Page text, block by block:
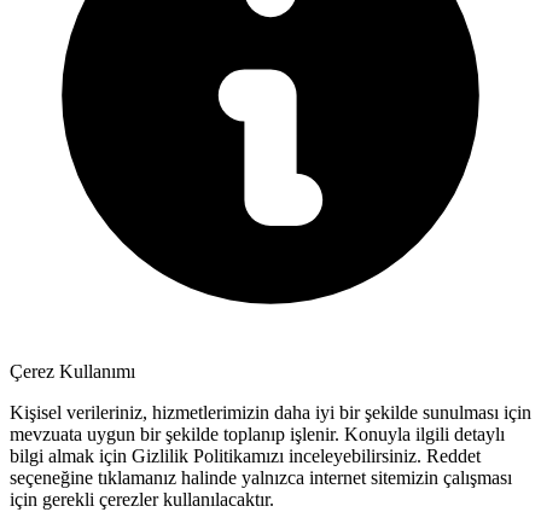
Çerez Kullanımı
Kişisel verileriniz, hizmetlerimizin daha iyi bir şekilde sunulması için
mevzuata uygun bir şekilde toplanıp işlenir. Konuyla ilgili detaylı
bilgi almak için Gizlilik Politikamızı inceleyebilirsiniz. Reddet
seçeneğine tıklamanız halinde yalnızca internet sitemizin çalışması
için gerekli çerezler kullanılacaktır.